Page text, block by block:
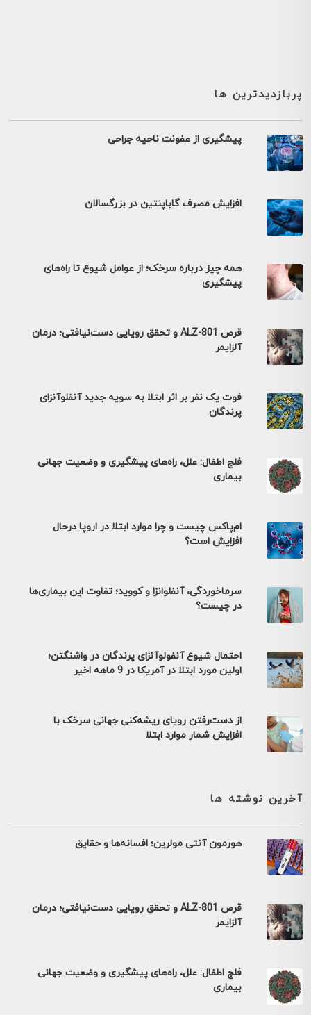
پربازدیدترین ها
پیشگیری از عفونت ناحیه جراحی
افزایش مصرف گاباپنتین در بزرگسالان
همه چیز درباره سرخک؛ از عوامل شیوع تا راه‌های
پیشگیری
قرص ALZ-801 و تحقق رویایی دست‌نیافتی؛ درمان
آلزایمر
فوت یک نفر بر اثر ابتلا به سویه جدید آنفلوآنزای
پرندگان
فلج اطفال: علل، راه‌های پیشگیری و وضعیت جهانی
بیماری
ام‌پاکس چیست و چرا موارد ابتلا در اروپا درحال
افزایش است؟
سرماخوردگی، آنفلوانزا و کووید؛ تفاوت این بیماری‌ها
در چیست؟
احتمال شیوع آنفولوآنزای پرندگان در واشنگتن؛
اولین مورد ابتلا در آمریکا در 9 ماهه اخیر
از دست‌رفتن رویای ریشه‌کنی جهانی سرخک با
افزایش شمار موارد ابتلا
آخرین نوشته ها
هورمون آنتی مولرین؛ افسانه‌ها و حقایق
قرص ALZ-801 و تحقق رویایی دست‌نیافتی؛ درمان
آلزایمر
فلج اطفال: علل، راه‌های پیشگیری و وضعیت جهانی
بیماری